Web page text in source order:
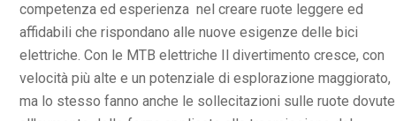
competenza ed esperienza nel creare ruote leggere ed
affidabili che rispondano alle nuove esigenze delle bici
elettriche. Con le MTB elettriche Il divertimento cresce, con
velocità più alte e un potenziale di esplorazione maggiorato,
ma lo stesso fanno anche le sollecitazioni sulle ruote dovute